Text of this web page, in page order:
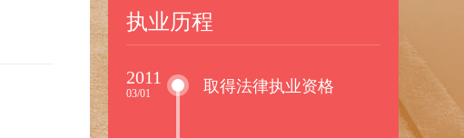
执业历程
2011
03/01 取得法律执业资格